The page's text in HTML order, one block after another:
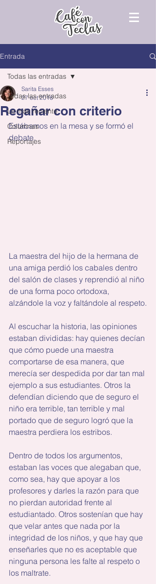
Entrada
Todas las entradas
Lo más reciente
Columnas
Reportajes
Todas las entradas
Regañar con criterio
Sarita Esses
27 oct 2016
Estábamos en la mesa y se formó el
debate.
La maestra del hijo de la hermana de
una amiga perdió los cabales dentro
del salón de clases y reprendió al niño
de una forma poco ortodoxa,
alzándole la voz y faltándole al respeto.
Al escuchar la historia, las opiniones
estaban divididas: hay quienes decían
que cómo puede una maestra
comportarse de esa manera, que
merecía ser despedida por dar tan mal
ejemplo a sus estudiantes. Otros la
defendían diciendo que de seguro el
niño era terrible, tan terrible y mal
portado que de seguro logró que la
maestra perdiera los estribos.
Dentro de todos los argumentos,
estaban las voces que alegaban que,
como sea, hay que apoyar a los
profesores y darles la razón para que
no pierdan autoridad frente al
estudiantado. Otros sostenían que hay
que velar antes que nada por la
integridad de los niños, y que hay que
enseñarles que no es aceptable que
ninguna persona les falte al respeto o
los maltrate.